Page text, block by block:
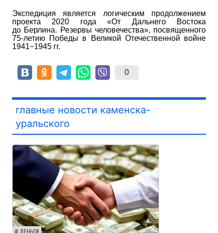
Экспедиция является логическим продолжением
проекта 2020 года «От Дальнего Востока
до Берлина. Резервы человечества», посвященного
75-летию Победы в Великой Отечественной войне
1941−1945 гг.
0
главные новости каменска-
уральского